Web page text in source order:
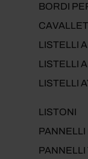
BORDI
LISTELLI
LISTELLI
LISTELLI
LISTONI